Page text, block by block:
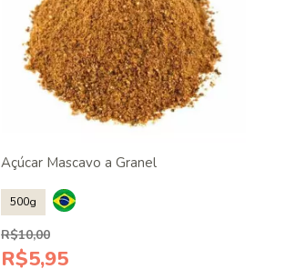
Açúcar Mascavo a Granel
500g
R$10,00
R$5,95